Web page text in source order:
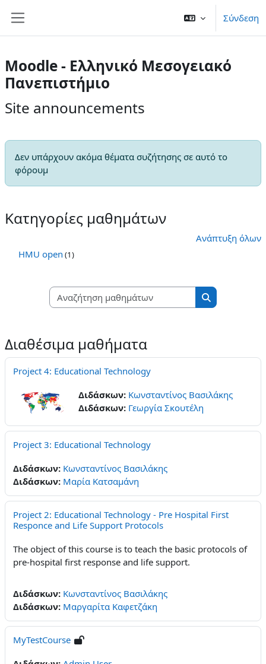
Σύνδεση
Moodle - Ελληνικό Μεσογειακό
Πανεπιστήμιο
Site announcements
Δεν υπάρχουν ακόμα θέματα συζήτησης σε αυτό το
φόρουμ
Κατηγορίες μαθημάτων
Ανάπτυξη όλων
HMU open (1)
Αναζήτηση
Αναζήτηση
Διαθέσιμα μαθήματα
Project 4: Educational Technology
Διδάσκων: Κωνσταντίνος Βασιλάκης
Διδάσκων: Γεωργία Σκουτέλη
Project 3: Educational Technology
Διδάσκων: Κωνσταντίνος Βασιλάκης
Διδάσκων: Μαρία Κατσαμάνη
Project 2: Educational Technology - Pre Hospital First
Responce and Life Support Protocols
The object of this course is to teach the basic protocols of
pre-hospital first response and life support.
Διδάσκων: Κωνσταντίνος Βασιλάκης
Διδάσκων: Μαργαρίτα Καφετζάκη
MyTestCourse